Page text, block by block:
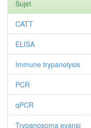
Sujet
CATT
ELISA
Immune trypanolysis
PCR
qPCR
Trypanosoma evansi